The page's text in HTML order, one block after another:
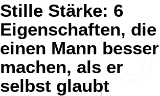
Stille Stärke: 6
Eigenschaften, die
einen Mann besser
machen, als er
selbst glaubt